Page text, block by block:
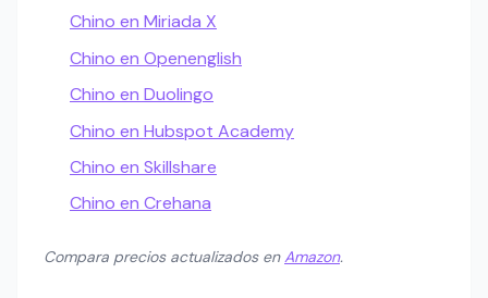
Chino en Miriada X
Chino en Openenglish
Chino en Duolingo
Chino en Hubspot Academy
Chino en Skillshare
Chino en Crehana
Compara precios actualizados enAmazon.